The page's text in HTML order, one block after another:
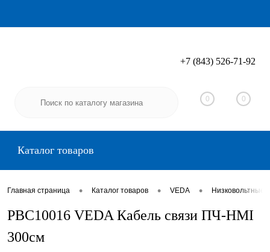
Вход Регистрация
+7 (843) 526-71-92
0 0
Каталог товаров
Главная страница • Каталог товаров • VEDA •
PBC10016 VEDA Кабель связи ПЧ-HMI
300см